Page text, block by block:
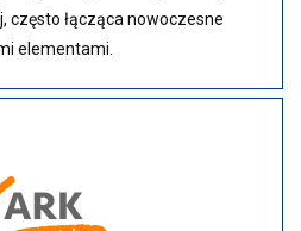
często łącząca nowoczesne
elementami.